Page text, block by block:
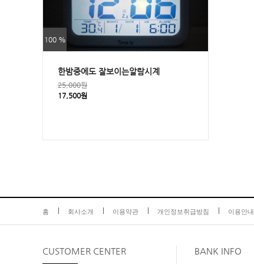
100 %
한밤중에도 잘보이는알람시계
25,000원
17,500원
홈 회사소개 이용약관 개인정보취급방침 이용안내
CUSTOMER CENTER BANK INFO